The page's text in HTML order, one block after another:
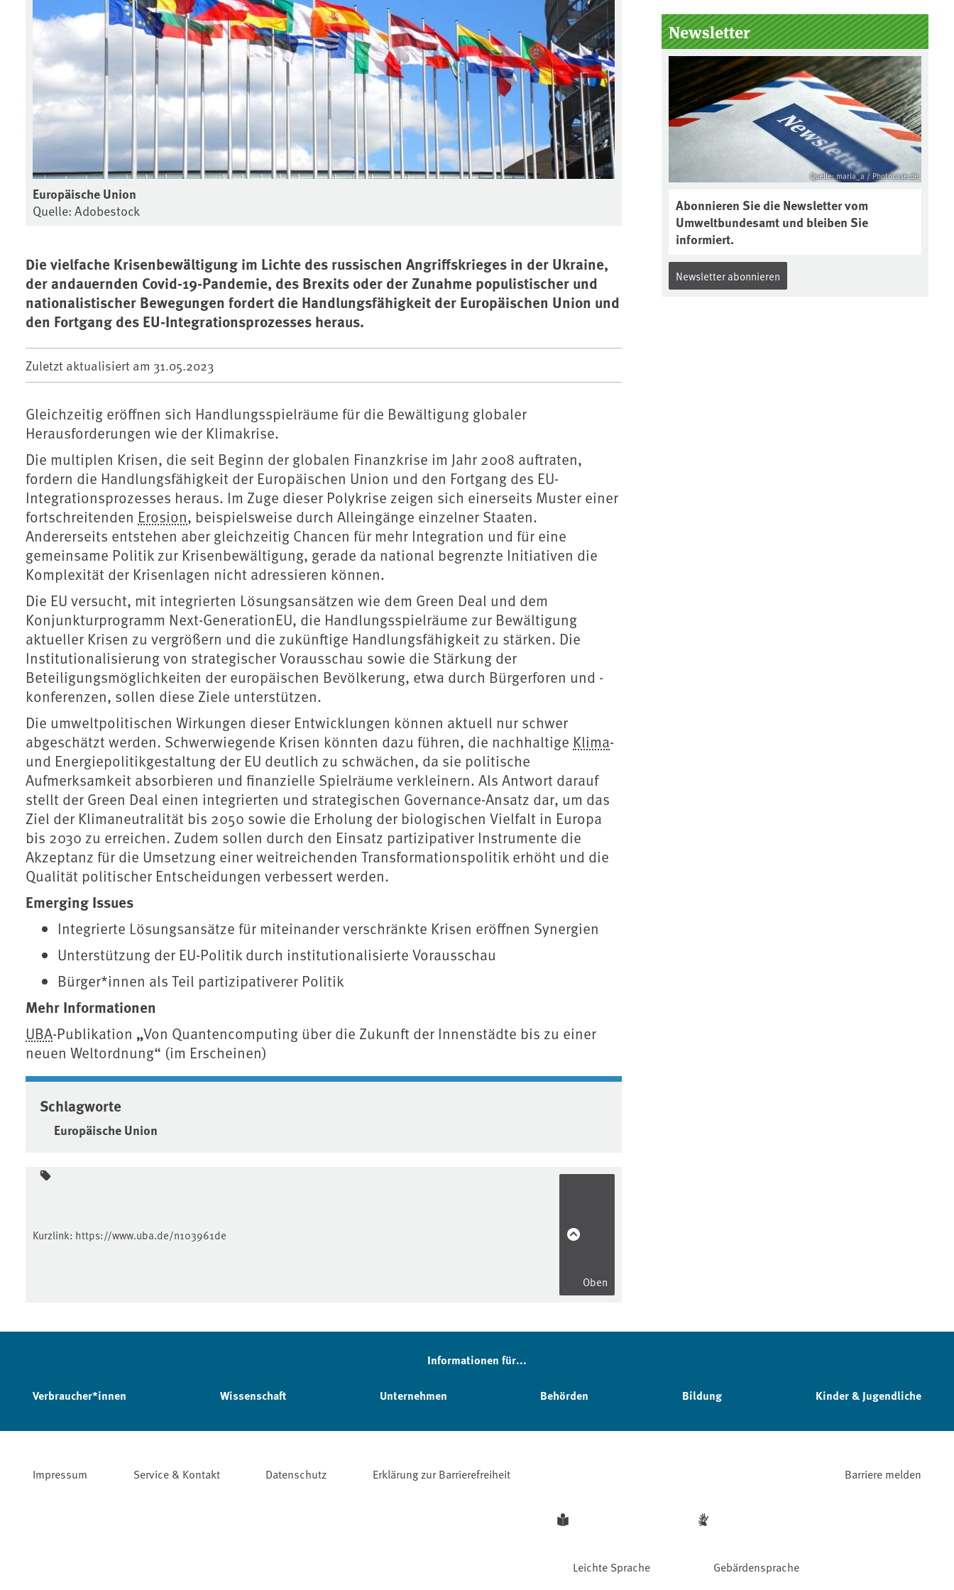
Europäische Union
Quelle: Adobestock
Die vielfache Krisenbewältigung im Lichte des russischen Angriffskrieges in der Ukraine,
der andauernden Covid-19-Pandemie, des Brexits oder der Zunahme populistischer und
nationalistischer Bewegungen fordert die Handlungsfähigkeit der Europäischen Union und
den Fortgang des EU-Integrationsprozesses heraus.
Zuletzt aktualisiert am 31.05.2023
Gleichzeitig eröffnen sich Handlungsspielräume für die Bewältigung globaler
Herausforderungen wie der Klimakrise.
Die multiplen Krisen, die seit Beginn der globalen Finanzkrise im Jahr 2008 auftraten,
fordern die Handlungsfähigkeit der Europäischen Union und den Fortgang des EU-
Integrationsprozesses heraus. Im Zuge dieser Polykrise zeigen sich einerseits Muster einer
fortschreitenden Erosion, beispielsweise durch Alleingänge einzelner Staaten.
Andererseits entstehen aber gleichzeitig Chancen für mehr Integration und für eine
gemeinsame Politik zur Krisenbewältigung, gerade da national begrenzte Initiativen die
Komplexität der Krisenlagen nicht adressieren können.
Die EU versucht, mit integrierten Lösungsansätzen wie dem Green Deal und dem
Konjunkturprogramm Next-GenerationEU, die Handlungsspielräume zur Bewältigung
aktueller Krisen zu vergrößern und die zukünftige Handlungsfähigkeit zu stärken. Die
Institutionalisierung von strategischer Vorausschau sowie die Stärkung der
Beteiligungsmöglichkeiten der europäischen Bevölkerung, etwa durch Bürgerforen und -
konferenzen, sollen diese Ziele unterstützen.
Die umweltpolitischen Wirkungen dieser Entwicklungen können aktuell nur schwer
abgeschätzt werden. Schwerwiegende Krisen könnten dazu führen, die nachhaltige Klima-
und Energiepolitikgestaltung der EU deutlich zu schwächen, da sie politische
Aufmerksamkeit absorbieren und finanzielle Spielräume verkleinern. Als Antwort darauf
stellt der Green Deal einen integrierten und strategischen Governance-Ansatz dar, um das
Ziel der Klimaneutralität bis 2050 sowie die Erholung der biologischen Vielfalt in Europa
bis 2030 zu erreichen. Zudem sollen durch den Einsatz partizipativer Instrumente die
Akzeptanz für die Umsetzung einer weitreichenden Transformationspolitik erhöht und die
Qualität politischer Entscheidungen verbessert werden.
Emerging Issues
Integrierte Lösungsansätze für miteinander verschränkte Krisen eröffnen Synergien
Unterstützung der EU-Politik durch institutionalisierte Vorausschau
Bürger*innen als Teil partizipativerer Politik
Mehr Informationen
UBA-Publikation „Von Quantencomputing über die Zukunft der Innenstädte bis zu einer
neuen Weltordnung“ (im Erscheinen)
Schlagworte
Europäische Union
Newsletter
Quelle: maria_a / Photocase.de
Abonnieren Sie die Newsletter vom
Umweltbundesamt und bleiben Sie
informiert.
Newsletter abonnieren
Kurzlink: https://www.uba.de/n103961de
Oben
Informationen für...
Verbraucher*innen Wissenschaft Unternehmen Behörden Bildung Kinder & Jugendliche
Impressum Service & Kontakt Datenschutz Erklärung zur Barrierefreiheit
Leichte Sprache Gebärdensprache
Barriere melden